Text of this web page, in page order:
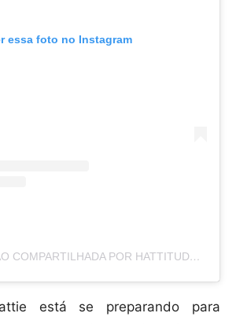
essa foto no Instagram
UMA PUBLICAÇÃO COMPARTILHADA POR HATTITUDES (@HATTITUDES1)
está se preparando para